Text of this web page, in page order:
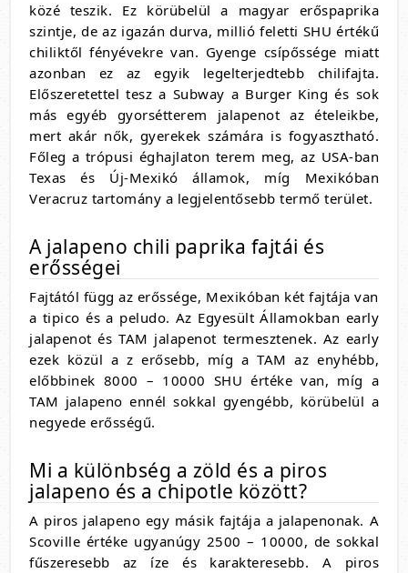
közé teszik. Ez körübelül a magyar erőspaprika
szintje, de az igazán durva, millió feletti SHU értékű
chiliktől fényévekre van. Gyenge csípőssége miatt
azonban ez az egyik legelterjedtebb chilifajta.
Előszeretettel tesz a Subway a Burger King és sok
más egyéb gyorsétterem jalapenot az ételeikbe,
mert akár nők, gyerekek számára is fogyasztható.
Főleg a trópusi éghajlaton terem meg, az USA-ban
Texas és Új-Mexikó államok, míg Mexikóban
Veracruz tartomány a legjelentősebb termő terület.
A jalapeno chili paprika fajtái és
erősségei
Fajtától függ az erőssége, Mexikóban két fajtája van
a tipico és a peludo. Az Egyesült Államokban early
jalapenot és TAM jalapenot termesztenek. Az early
ezek közül a z erősebb, míg a TAM az enyhébb,
előbbinek 8000 – 10000 SHU értéke van, míg a
TAM jalapeno ennél sokkal gyengébb, körübelül a
negyede erősségű.
Mi a különbség a zöld és a piros
jalapeno és a chipotle között?
A piros jalapeno egy másik fajtája a jalapenonak. A
Scoville értéke ugyanúgy 2500 – 10000, de sokkal
fűszeresebb az íze és karakteresebb. A piros